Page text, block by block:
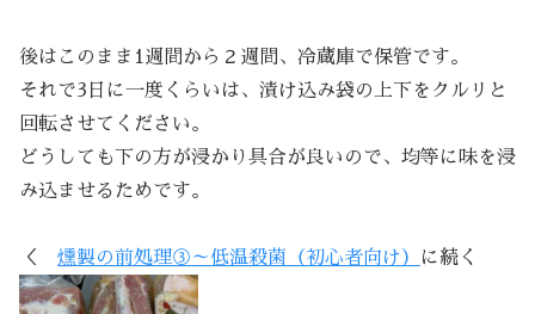
後はこのまま1週間から２週間、冷蔵庫で保管です。
それで3日に一度くらいは、漬け込み袋の上下をクルリと
回転させてください。
どうしても下の方が浸かり具合が良いので、均等に味を浸
み込ませるためです。
＜ 燻製の前処理③～低温殺菌（初心者向け） に続く